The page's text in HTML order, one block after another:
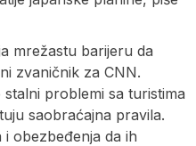
mrežastu barijeru da
zvaničnik za CNN.
problemi sa turistima
saobraćajna pravila.
obezbeđenja da ih